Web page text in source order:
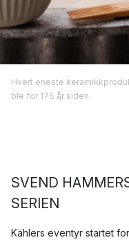
Hvert eneste
ble for 175 år siden.
SVEND
SERIEN
Kählers eventyr startet